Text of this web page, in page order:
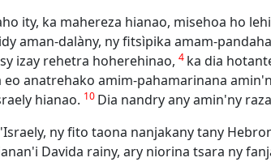
ity, ka mahereza hianao, misehoa ho
aman-dalàny, ny fitsìpika amam-
izay rehetra hoherehinao, 4 ka dia
anatrehako amim-pahamarinana
hianao. 10 Dia nandry any amin'ny
ny fito taona nanjakany tany
Davida rainy, ary niorina tsara ny